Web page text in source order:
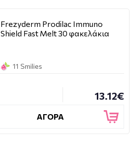
Frezyderm Prodilac Immuno
Shield Fast Melt 30 φακελάκια
11 Smilies
13.12€
ΑΓΟΡΑ